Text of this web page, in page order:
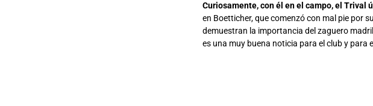
Curiosamente, con él en el campo, el Trival
en Boetticher, que comenzó con mal pie por
demuestran la importancia del zaguero
es una muy buena noticia para el club y para